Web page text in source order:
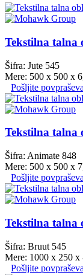
Tekstilna talna
Šifra: Jute 545
Mere: 500 x 500 x
Pošljite
Tekstilna talna
Šifra: Animate 848
Mere: 500 x 500 x
Pošljite
Tekstilna talna
Šifra: Bruut 545
Mere: 1000 x 250 x
Pošljite